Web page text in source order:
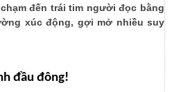
đến trái tim người đọc bằng
xúc động, gợi mở nhiều suy
đầu đông!